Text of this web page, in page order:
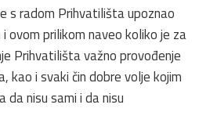
s radom Prihvatilišta upoznao
ovom prilikom naveo koliko je za
Prihvatilišta važno provođenje
kao i svaki čin dobre volje kojim
da nisu sami i da nisu